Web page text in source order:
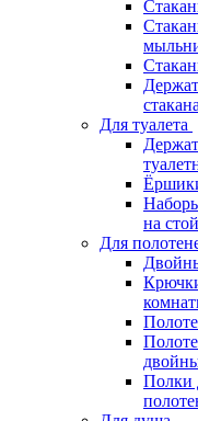
стакана
Для туалета
на
Для
Полки